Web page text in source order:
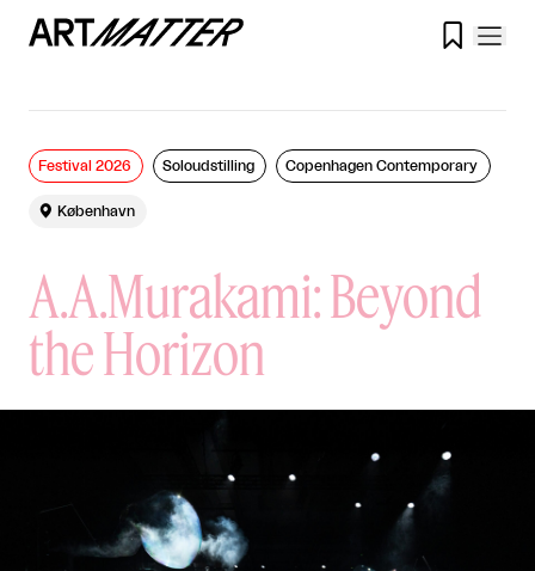

A.A.Murakami: Beyond
the Horizon
Festival 2026 Soloudstilling Copenhagen Contemporary
 København